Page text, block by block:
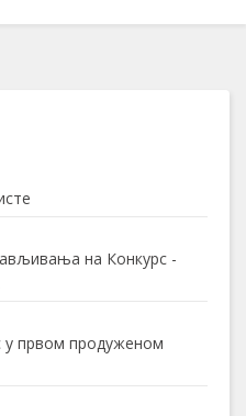
на Конкурс -
у првом продуженом